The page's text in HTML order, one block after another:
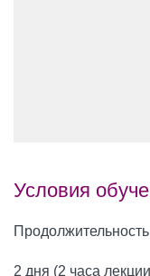
Условия
2 дня (2 часа